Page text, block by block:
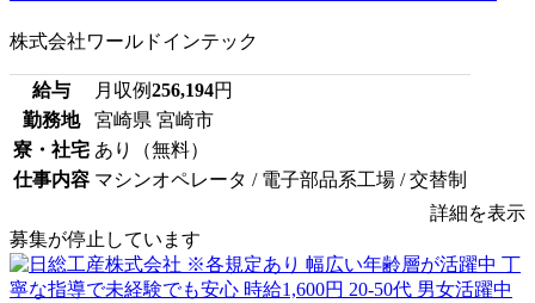
株式会社ワールドインテック
給与 月収例256,194円
勤務地
宮崎県 宮崎市
寮・社宅 あり（無料）
仕事内容 マシンオペレータ / 電子部品系工場 / 交替制
詳細を表示
募集が停止しています